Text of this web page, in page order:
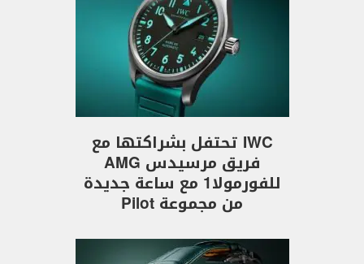
IWC تحتفل بشراكتها مع
فريق مرسيدس AMG
للفورمولا1 مع ساعة جديدة
من مجموعة Pilot